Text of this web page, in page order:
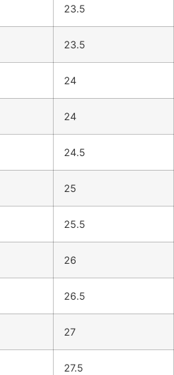
23.5
23.5
24
24
24.5
25
25.5
26
26.5
27
27.5